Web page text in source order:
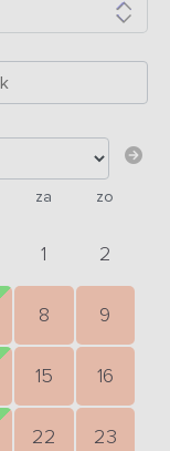
za zo
1 2
8 9
15 16
22 23